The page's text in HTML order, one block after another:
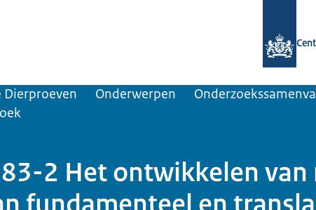
Dierproeven Onderwerpen
2 Het ontwikkelen